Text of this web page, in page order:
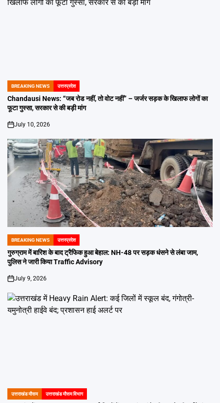
POSTED
IN
BREAKING NEWS उत्तरप्रदेश
Chandausi News: “जब रोड नहीं, तो वोट नहीं” – जर्जर सड़क के खिलाफ लोगों का
फूटा गुस्सा, सरकार से की बड़ी मांग
on
July 10, 2026
POSTED
IN
BREAKING NEWS उत्तरप्रदेश
गुरुग्राम में बारिश के बाद ट्रैफिक हुआ बेहाल: NH-48 पर सड़क धंसने से लंबा जाम,
पुलिस ने जारी किया Traffic Advisory
on
July 9, 2026
POSTED
उत्तराखंड मौसम उत्तराखंड मौसम विभाग